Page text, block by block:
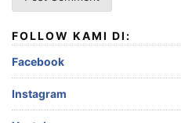
FOLLOW KAMI DI:
Facebook
Instagram